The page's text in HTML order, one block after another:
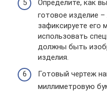
Определите, как
готовое изделие
зафиксируете его
использовать
должны быть
изделия.
Готовый чертеж
миллиметровую